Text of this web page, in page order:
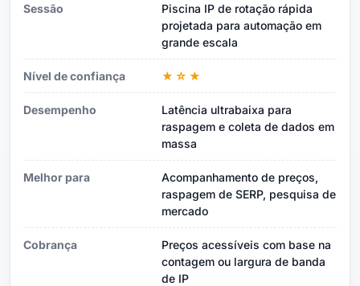
Sessão
Piscina IP de rotação rápida
projetada para automação em
grande escala
Nível de confiança ★☆★
Desempenho
Latência ultrabaixa para
raspagem e coleta de dados em
massa
Melhor para
Acompanhamento de preços,
raspagem de SERP, pesquisa de
mercado
Cobrança
Preços acessíveis com base na
contagem ou largura de banda
de IP